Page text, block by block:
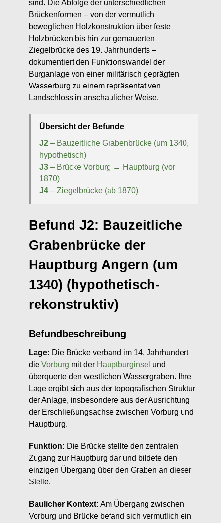
sind. Die Abfolge der unterschiedlichen
Brückenformen – von der vermutlich
beweglichen Holzkonstruktion über feste
Holzbrücken bis hin zur gemauerten
Ziegelbrücke des 19. Jahrhunderts –
dokumentiert den Funktionswandel der
Burganlage von einer militärisch geprägten
Wasserburg zu einem repräsentativen
Landschloss in anschaulicher Weise.
Übersicht der Befunde
J2 – Bauzeitliche Grabenbrücke (um 1340,
hypothetisch)
J3 – Brücke Vorburg → Hauptburg (vor
1870)
J4 – Ziegelbrücke (ab 1870)
Befund J2: Bauzeitliche
Grabenbrücke der
Hauptburg Angern (um
1340) (hypothetisch-
rekonstruktiv)
Befundbeschreibung
Lage: Die Brücke verband im 14. Jahrhundert
die Vorburg mit der Hauptburginsel und
überquerte den westlichen Wassergraben. Ihre
Lage ergibt sich aus der topografischen Struktur
der Anlage, insbesondere aus der Ausrichtung
der Erschließungsachse zwischen Vorburg und
Hauptburg.
Funktion: Die Brücke stellte den zentralen
Zugang zur Hauptburg dar und bildete den
einzigen Übergang über den Graben an dieser
Stelle.
Baulicher Kontext: Am Übergang zwischen
Vorburg und Brücke befand sich vermutlich ein